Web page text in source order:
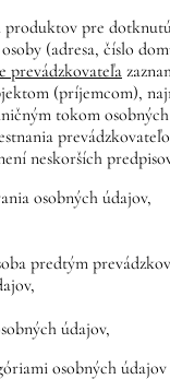
pre
(adresa, číslo
prevádzkovateľa
(príjemcom),
tokom
neskorších
osobných údajov,
predtým
údajov,
osobných